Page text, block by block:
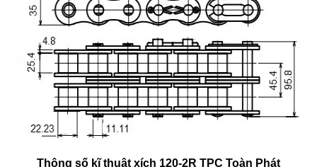
Thông số kĩ thuật xích 120-2R TPC Toàn Phát